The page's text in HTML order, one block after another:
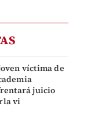
víctima de
juicio
vi